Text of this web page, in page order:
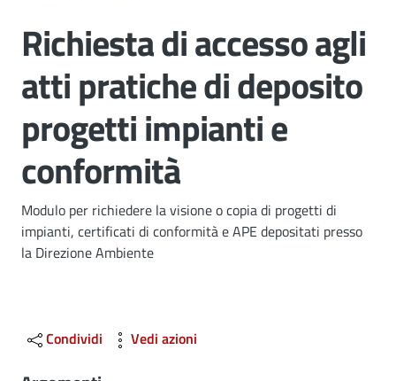
Richiesta di accesso agli
atti pratiche di deposito
progetti impianti e
conformità
Dettagli
Modulo per richiedere la visione o copia di progetti di
impianti, certificati di conformità e APE depositati presso
la Direzione Ambiente
Condividi Vedi azioni